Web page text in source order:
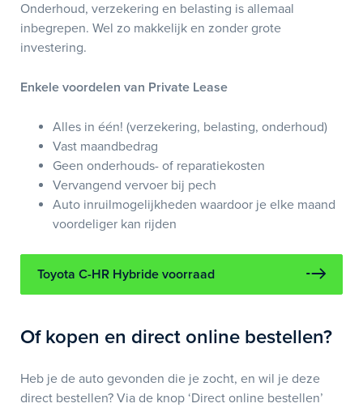
Onderhoud, verzekering en belasting is allemaal
inbegrepen. Wel zo makkelijk en zonder grote
investering.
Enkele voordelen van Private Lease
Alles in één! (verzekering, belasting, onderhoud)
Vast maandbedrag
Geen onderhouds- of reparatiekosten
Vervangend vervoer bij pech
Auto inruilmogelijkheden waardoor je elke maand
voordeliger kan rijden
Toyota C-HR Hybride voorraad
Of kopen en direct online bestellen?
Heb je de auto gevonden die je zocht, en wil je deze
direct bestellen? Via de knop ‘Direct online bestellen’